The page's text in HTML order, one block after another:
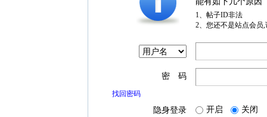
1、帖子ID非法
2、您还不是站点会员
密 码
找回密码
隐身登录 开启 关闭